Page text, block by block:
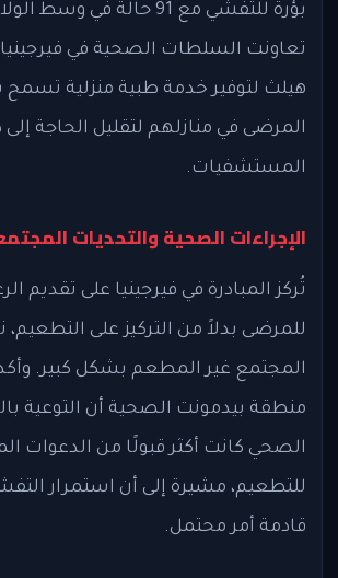
بؤرة للتفشي مع 91 حالة في وسط
تعاونت السلطات الصحية في
هيلث لتوفير خدمة طبية منزلية
المرضى في منازلهم لتقليل الحاجة
المستشفيات.
الإجراءات الصحية والتحديات
تُركز المبادرة في فيرجينيا على تقديم
للمرضى بدلاً من التركيز على
المجتمع غير المطعم بشكل كبير.
منطقة بيدمونت الصحية أن التوعية
الصحي كانت أكثر قبولًا من الدعوات
للتطعيم، مشيرة إلى أن استمرار
قادمة أمر محتمل.